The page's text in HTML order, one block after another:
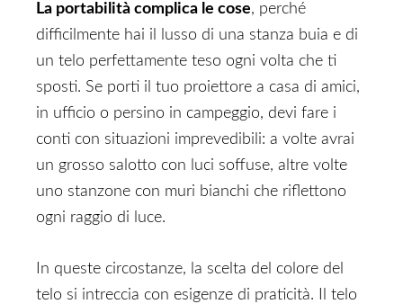
La portabilità complica le cose, perché
difficilmente hai il lusso di una stanza buia e di
un telo perfettamente teso ogni volta che ti
sposti. Se porti il tuo proiettore a casa di amici,
in ufficio o persino in campeggio, devi fare i
conti con situazioni imprevedibili: a volte avrai
un grosso salotto con luci soffuse, altre volte
uno stanzone con muri bianchi che riflettono
ogni raggio di luce.
In queste circostanze, la scelta del colore del
telo si intreccia con esigenze di praticità. Il telo